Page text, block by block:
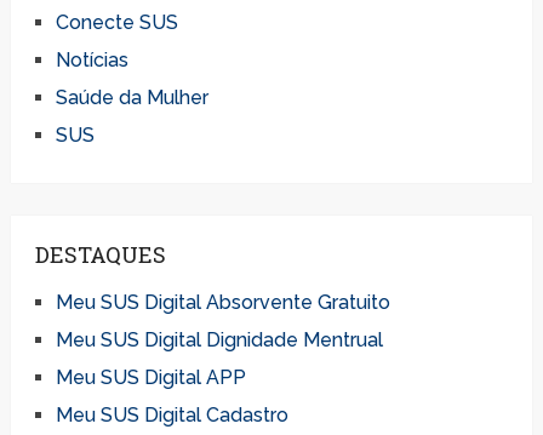
Conecte SUS
Notícias
Saúde da Mulher
SUS
DESTAQUES
Meu SUS Digital Absorvente Gratuito
Meu SUS Digital Dignidade Mentrual
Meu SUS Digital APP
Meu SUS Digital Cadastro